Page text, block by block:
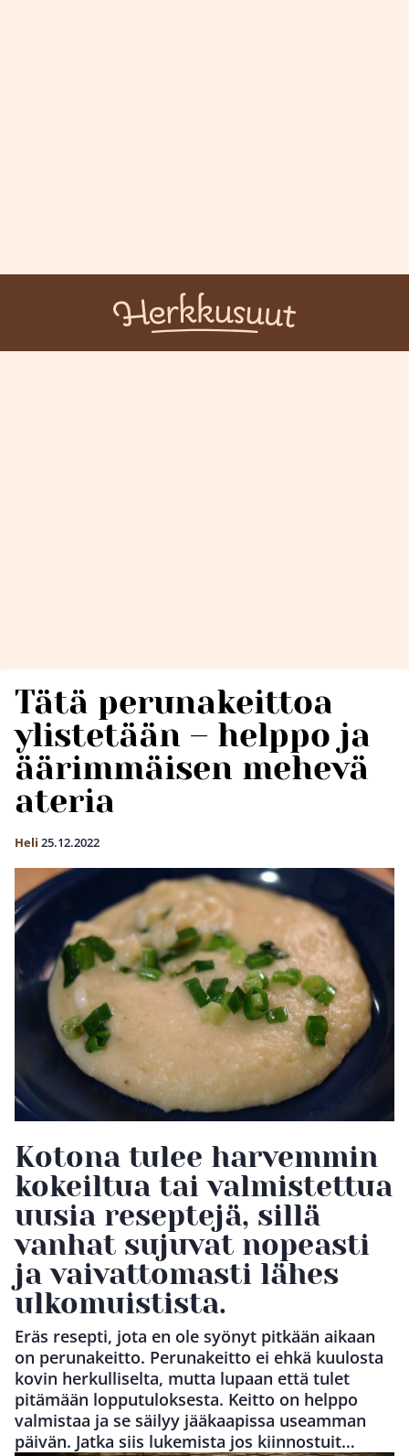
Tätä perunakeittoa
ylistetään – helppo ja
äärimmäisen mehevä
ateria
Heli 25.12.2022
Kotona tulee harvemmin
kokeiltua tai valmistettua
uusia reseptejä, sillä
vanhat sujuvat nopeasti
ja vaivattomasti lähes
ulkomuistista.
Eräs resepti, jota en ole syönyt pitkään aikaan
on perunakeitto. Perunakeitto ei ehkä kuulosta
kovin herkulliselta, mutta lupaan että tulet
pitämään lopputuloksesta. Keitto on helppo
valmistaa ja se säilyy jääkaapissa useamman
päivän. Jatka siis lukemista jos kiinnostuit…